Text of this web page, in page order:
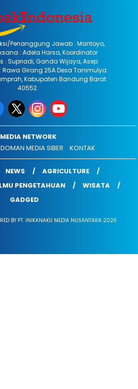
Penanggung Jawab : Mantoyo,
: Adela Harsa, Koordinator
: Supriadi, Ganda Wijaya, Asep
Rawa Girang 25A Desa Tanimulya
Kabupaten Bandung Barat
40552.
MEDIA NETWORK
MEDIA SIBER KONTAK
NEWS
AGRICULTURE
PENGETAHUAN
WISATA
GADGED
BY PT. INIKANAKU MEDIA NUSANTARA 2025